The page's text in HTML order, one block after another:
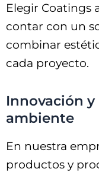
Elegir Coatings
contar con un
combinar
cada proyecto.
Innovación
ambiente
En nuestra
productos y